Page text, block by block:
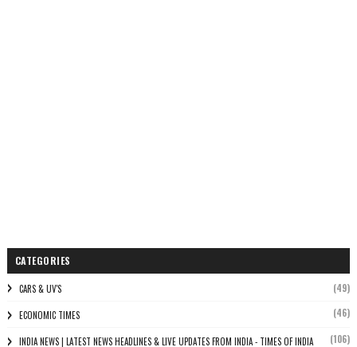
CATEGORIES
CARS & UV'S (49)
ECONOMIC TIMES (46)
INDIA NEWS | LATEST NEWS HEADLINES & LIVE UPDATES FROM INDIA - TIMES OF INDIA (106)